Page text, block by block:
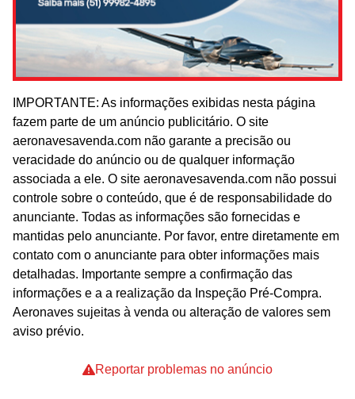
IMPORTANTE: As informações exibidas nesta página
fazem parte de um anúncio publicitário. O site
aeronavesavenda.com não garante a precisão ou
veracidade do anúncio ou de qualquer informação
associada a ele. O site aeronavesavenda.com não possui
controle sobre o conteúdo, que é de responsabilidade do
anunciante. Todas as informações são fornecidas e
mantidas pelo anunciante. Por favor, entre diretamente em
contato com o anunciante para obter informações mais
detalhadas. Importante sempre a confirmação das
informações e a a realização da Inspeção Pré-Compra.
Aeronaves sujeitas à venda ou alteração de valores sem
aviso prévio.
Reportar problemas no anúncio